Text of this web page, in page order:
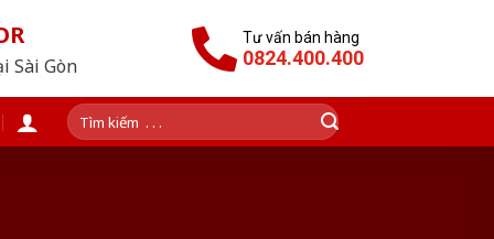
Sài Gòn
Tư vấn bán hàng
0824.400.400
Tìm
kiếm: